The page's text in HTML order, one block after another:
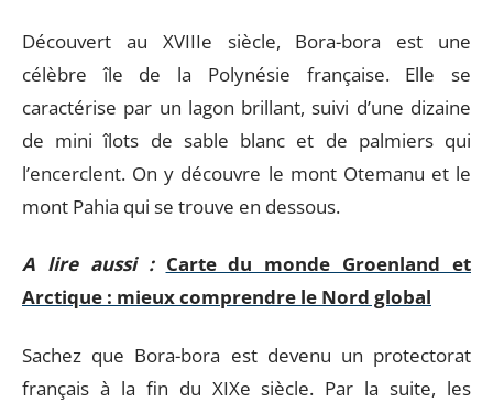
Découvert au XVIIIe siècle, Bora-bora est une
célèbre île de la Polynésie française. Elle se
caractérise par un lagon brillant, suivi d’une dizaine
de mini îlots de sable blanc et de palmiers qui
l’encerclent. On y découvre le mont Otemanu et le
mont Pahia qui se trouve en dessous.
A lire aussi : Carte du monde Groenland et
Arctique : mieux comprendre le Nord global
Sachez que Bora-bora est devenu un protectorat
français à la fin du XIXe siècle. Par la suite, les